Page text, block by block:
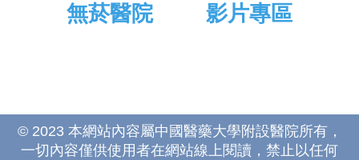
無菸醫院 影片專區
© 2023 本網站內容屬中國醫藥大學附設醫院所有，
一切內容僅供使用者在網站線上閱讀，禁止以任何